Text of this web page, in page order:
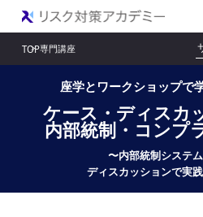
TOP専門講座
座学とワークショップで
ケース・ディスカ
内部統制・コンプ
〜内部統制システ
ディスカッションで実